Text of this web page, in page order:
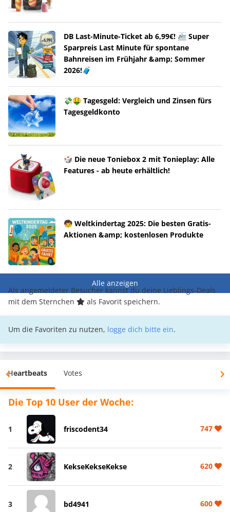
DB Last-Minute-Ticket ab 6,99€! 🚈 Super
Sparpreis Last Minute für spontane
Bahnreisen im Frühjahr &amp; Sommer
2026!🧳
💸🤑 Tagesgeld: Vergleich und Zinsen fürs
Tagesgeldkonto
🎲 Die neue Toniebox 2 mit Tonieplay: Alle
Features - ab heute erhältlich!
🧒 Weltkindertag 2025: Die besten Gratis-
Aktionen &amp; kostenlosen Produkte
Alle anzeigen
Als angemeldeter Besucher kannst du deine Lieblings-Deals
mit dem Sternchen
als Favorit speichern.
Um die Favoriten zu nutzen, logge dich bitte ein.
Heartbeats Votes
Die Top 10 User der Woche:
1 friscodent34 747
2 KekseKekseKekse 620
3 bd4941 600